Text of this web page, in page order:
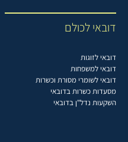
דובאי לכולם
דובאי לזוגות
דובאי למשפחות
דובאי לשומרי מסורת וכשרות
מסעדות כשרות בדובאי
השקעות נדל"ן בדובאי